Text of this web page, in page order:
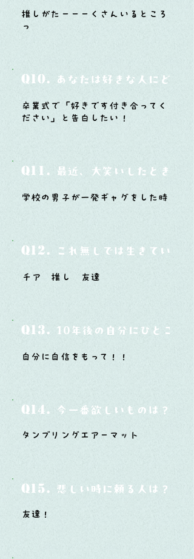
推しがたーーーくさんいるところ
っ
Q10. あなたは好きな人にどう
卒業式で「好きです付き合ってく
ださい」と告白したい！
Q11. 最近、大笑いしたときはど
学校の男子が一発ギャグをした時
Q12. これ無しでは生きていけ
チア 推し 友達
Q13. 10年後の自分にひとこと
自分に自信をもって！！
Q14. 今一番欲しいものは？
タンブリングエアーマット
Q15. 悲しい時に頼る人は？
友達！